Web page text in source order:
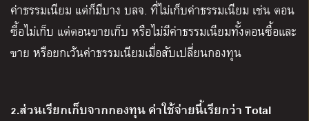
ค่าธรรมเนียม แต่ก็มีบาง บลจ. ที่ไม่เก็บค่าธรรมเนียม เช่น ตอน
ซื้อไม่เก็บ แต่ตอนขายเก็บ หรือไม่มีค่าธรรมเนียมทั้งตอนซื้อและ
ขาย หรือยกเว้นค่าธรรมเนียมเมื่อสับเปลี่ยนกองทุน
2.ส่วนเรียกเก็บจากกองทุน ค่าใช้จ่ายนี้เรียกว่า Total